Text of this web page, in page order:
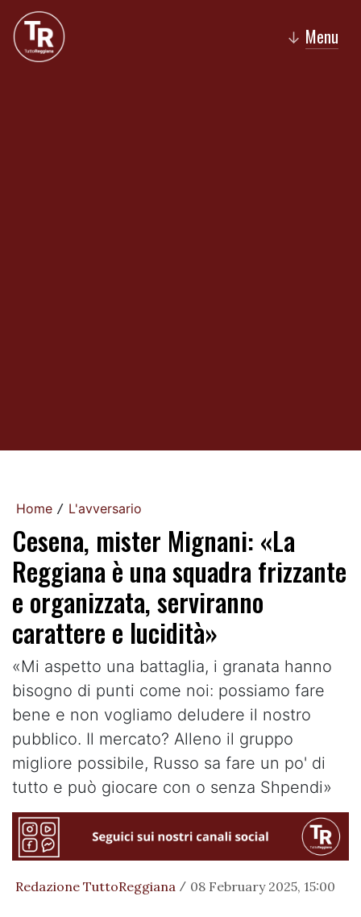
↓ Menu
Home / L'avversario
Cesena, mister Mignani: «La
Reggiana è una squadra frizzante
e organizzata, serviranno
carattere e lucidità»
«Mi aspetto una battaglia, i granata hanno
bisogno di punti come noi: possiamo fare
bene e non vogliamo deludere il nostro
pubblico. Il mercato? Alleno il gruppo
migliore possibile, Russo sa fare un po' di
tutto e può giocare con o senza Shpendi»
Redazione TuttoReggiana / 08 February 2025, 15:00